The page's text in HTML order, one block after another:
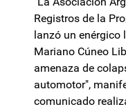
Registros de la
lanzó un
Mariano Cúneo
amenaza de
automotor",
comunicado